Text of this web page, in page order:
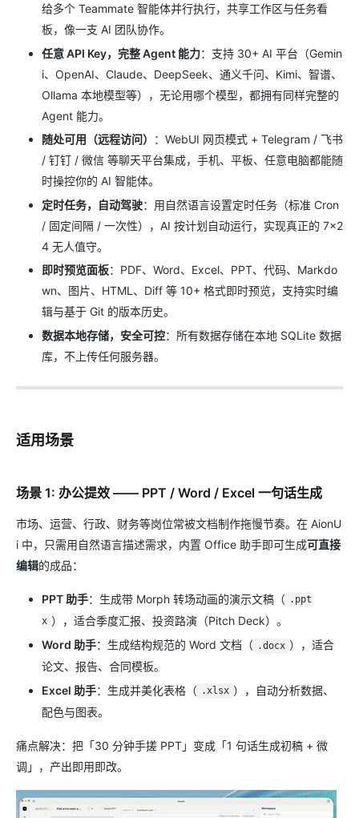
给多个 Teammate 智能体并行执行，共享工作区与任务看
板，像一支 AI 团队协作。
任意 API Key，完整 Agent 能力：支持 30+ AI 平台（Gemin
i、OpenAI、Claude、DeepSeek、通义千问、Kimi、智谱、
Ollama 本地模型等），无论用哪个模型，都拥有同样完整的
Agent 能力。
随处可用（远程访问）
：WebUI 网页模式 + Telegram / 飞书
/ 钉钉 / 微信 等聊天平台集成，手机、平板、任意电脑都能随
时操控你的 AI 智能体。
定时任务，自动驾驶：用自然语言设置定时任务（标准 Cron
/ 固定间隔 / 一次性），AI 按计划自动运行，实现真正的 7×2
4 无人值守。
即时预览面板：PDF、Word、Excel、PPT、代码、Markdo
wn、图片、HTML、Diff 等 10+ 格式即时预览，支持实时编
辑与基于 Git 的版本历史。
数据本地存储，安全可控：所有数据存储在本地 SQLite 数据
库，不上传任何服务器。
适用场景
场景 1: 办公提效 —— PPT / Word / Excel 一句话生成
市场、运营、行政、财务等岗位常被文档制作拖慢节奏。在 AionU
i 中，只需用自然语言描述需求，内置 Office 助手即可生成可直接
编辑的成品：
PPT 助手：生成带 Morph 转场动画的演示文稿（ .ppt
x ），适合季度汇报、投资路演（Pitch Deck）。
Word 助手：生成结构规范的 Word 文档（ .docx ），适合
论文、报告、合同模板。
Excel 助手：生成并美化表格（ .xlsx ），自动分析数据、
配色与图表。
痛点解决：把「30 分钟手搓 PPT」变成「1 句话生成初稿 + 微
调」，产出即用即改。